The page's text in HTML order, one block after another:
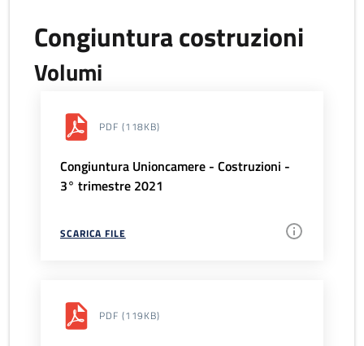
Congiuntura costruzioni
Volumi
PDF (118KB)
Congiuntura Unioncamere - Costruzioni -
3° trimestre 2021
SCARICA FILE
PDF (119KB)